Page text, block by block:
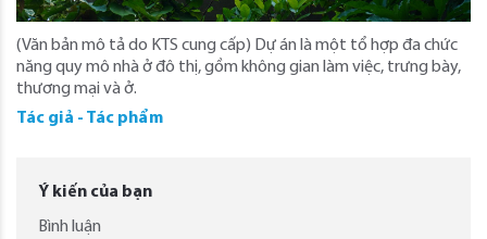
(Văn bản mô tả do KTS cung cấp) Dự án là một tổ hợp đa chức
năng quy mô nhà ở đô thị, gồm không gian làm việc, trưng bày,
thương mại và ở.
Tác giả - Tác phẩm
Ý kiến của bạn
Bình luận